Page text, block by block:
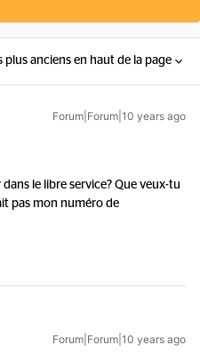
plus anciens en haut de la page
Forum|Forum|10 years ago
le libre service? Que veux-tu
pas mon numéro de
Forum|Forum|10 years ago